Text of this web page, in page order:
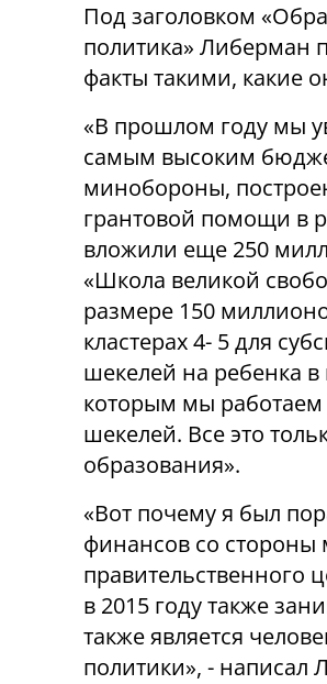
Под заголовком
политика» Либерман
факты такими, какие
«В прошлом году мы
самым высоким
минобороны,
грантовой помощи в
вложили еще 250
«Школа великой
размере 150
кластерах 4- 5 для
шекелей на ребенка
которым мы
шекелей. Все это
образования».
«Вот почему я был
финансов со стороны
правительственного
в 2015 году также
также является
политики», - написал